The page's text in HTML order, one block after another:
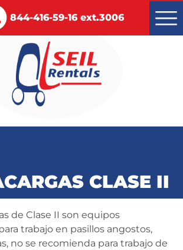
844-416-59-16 ext.3006
Certificaciones
Blog
Contacto
CLASE II
de Clase II son equipos
trabajo en pasillos angostos,
no se recomienda para trabajo de